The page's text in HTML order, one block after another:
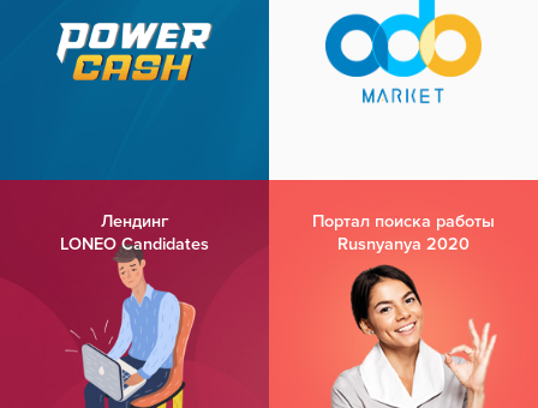
Лендинг
LONEO Candidates
Портал поиска работы
Rusnyanya 2020